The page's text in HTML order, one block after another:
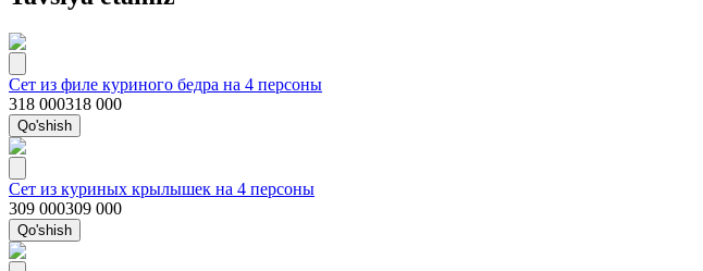
Сет из филе куриного бедра на 4 персоны
318 000318 000
Qo'shish
Сет из куриных крылышек на 4 персоны
309 000309 000
Qo'shish